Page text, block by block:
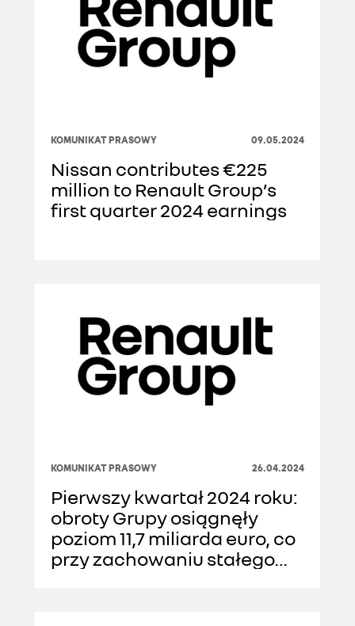
KOMUNIKAT PRASOWY 09.05.2024
Nissan contributes €225
million to Renault Group’s
first quarter 2024 earnings
KOMUNIKAT PRASOWY 26.04.2024
Pierwszy kwartał 2024 roku:
obroty Grupy osiągnęły
poziom 11,7 miliarda euro, co
przy zachowaniu stałego